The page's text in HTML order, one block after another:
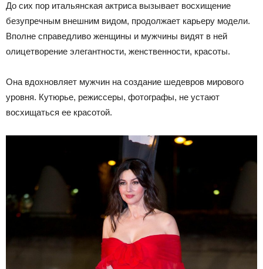
До сих пор итальянская актриса вызывает восхищение
безупречным внешним видом, продолжает карьеру модели.
Вполне справедливо женщины и мужчины видят в ней
олицетворение элегантности, женственности, красоты.
Она вдохновляет мужчин на создание шедевров мирового
уровня. Кутюрье, режиссеры, фотографы, не устают
восхищаться ее красотой.